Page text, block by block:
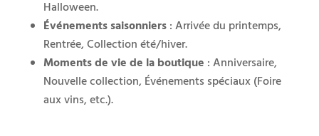
Halloween.
Événements saisonniers: Arrivée du printemps,
Rentrée, Collection été/hiver.
Moments de vie de la boutique : Anniversaire,
Nouvelle collection, Événements spéciaux (Foire
aux vins, etc.).